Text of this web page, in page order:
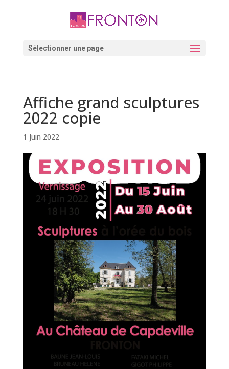
Sélectionner une page
Affiche grand sculptures
2022 copie
1 Juin 2022